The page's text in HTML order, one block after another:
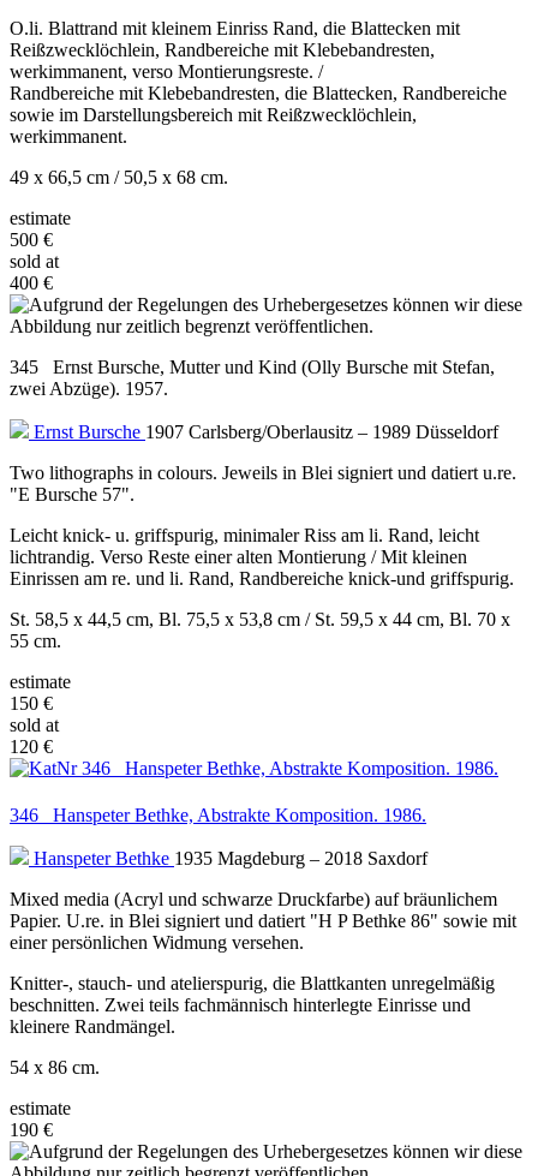
O.li. Blattrand mit kleinem Einriss Rand, die Blattecken mit
Reißzwecklöchlein, Randbereiche mit Klebebandresten,
werkimmanent, verso Montierungsreste. /
Randbereiche mit Klebebandresten, die Blattecken, Randbereiche
sowie im Darstellungsbereich mit Reißzwecklöchlein,
werkimmanent.
49 x 66,5 cm / 50,5 x 68 cm.
estimate
500 €
sold at
400 €
345 Ernst Bursche, Mutter und Kind (Olly Bursche mit Stefan,
zwei Abzüge). 1957.
Ernst Bursche 1907 Carlsberg/Oberlausitz – 1989 Düsseldorf
Two lithographs in colours. Jeweils in Blei signiert und datiert u.re.
"E Bursche 57".
Leicht knick- u. griffspurig, minimaler Riss am li. Rand, leicht
lichtrandig. Verso Reste einer alten Montierung / Mit kleinen
Einrissen am re. und li. Rand, Randbereiche knick-und griffspurig.
St. 58,5 x 44,5 cm, Bl. 75,5 x 53,8 cm / St. 59,5 x 44 cm, Bl. 70 x
55 cm.
estimate
150 €
sold at
120 €
346 Hanspeter Bethke, Abstrakte Komposition. 1986.
Hanspeter Bethke 1935 Magdeburg – 2018 Saxdorf
Mixed media (Acryl und schwarze Druckfarbe) auf bräunlichem
Papier. U.re. in Blei signiert und datiert "H P Bethke 86" sowie mit
einer persönlichen Widmung versehen.
Knitter-, stauch- und atelierspurig, die Blattkanten unregelmäßig
beschnitten. Zwei teils fachmännisch hinterlegte Einrisse und
kleinere Randmängel.
54 x 86 cm.
estimate
190 €